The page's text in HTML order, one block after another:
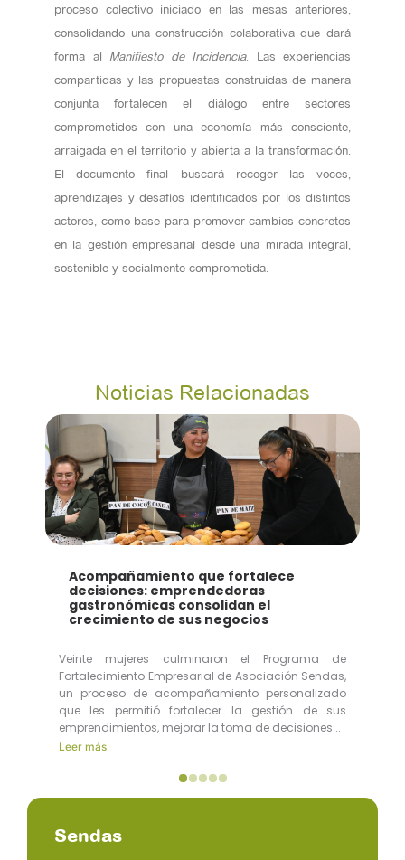
proceso colectivo iniciado en las mesas anteriores,
consolidando una construcción colaborativa que dará
forma al Manifiesto de Incidencia. Las experiencias
compartidas y las propuestas construidas de manera
conjunta fortalecen el diálogo entre sectores
comprometidos con una economía más consciente,
arraigada en el territorio y abierta a la transformación.
El documento final buscará recoger las voces,
aprendizajes y desafíos identificados por los distintos
actores, como base para promover cambios concretos
en la gestión empresarial desde una mirada integral,
sostenible y socialmente comprometida.
Noticias Relacionadas
Acompañamiento que fortalece
decisiones: emprendedoras
gastronómicas consolidan el
crecimiento de sus negocios
Veinte mujeres culminaron el Programa de
Fortalecimiento Empresarial de Asociación Sendas,
un proceso de acompañamiento personalizado
que les permitió fortalecer la gestión de sus
emprendimientos, mejorar la toma de decisiones...
Leer más
Sendas